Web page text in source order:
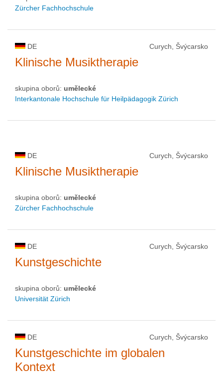
Zürcher Fachhochschule
DE Curych, Švýcarsko
Klinische Musiktherapie
skupina oborů: umělecké
Interkantonale Hochschule für Heilpädagogik Zürich
DE Curych, Švýcarsko
Klinische Musiktherapie
skupina oborů: umělecké
Zürcher Fachhochschule
DE Curych, Švýcarsko
Kunstgeschichte
skupina oborů: umělecké
Universität Zürich
DE Curych, Švýcarsko
Kunstgeschichte im globalen
Kontext